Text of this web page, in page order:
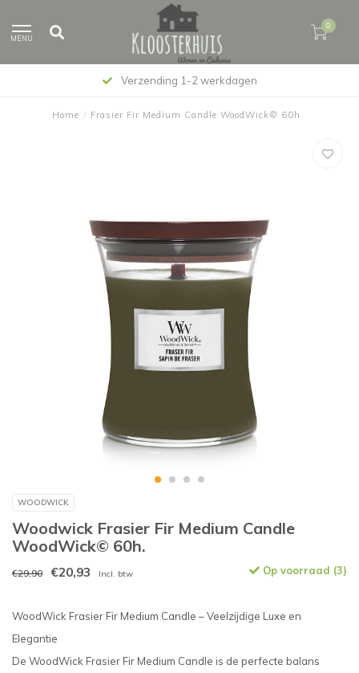
MENU
0
Verzending 1-2 werkdagen
Home / Frasier Fir Medium Candle WoodWick© 60h.
WOODWICK
Woodwick Frasier Fir Medium Candle
WoodWick© 60h.
€29,90 €20,93 Incl. btw Op voorraad (3)
WoodWick Frasier Fir Medium Candle – Veelzijdige Luxe en
Elegantie
De WoodWick Frasier Fir Medium Candle is de perfecte balans